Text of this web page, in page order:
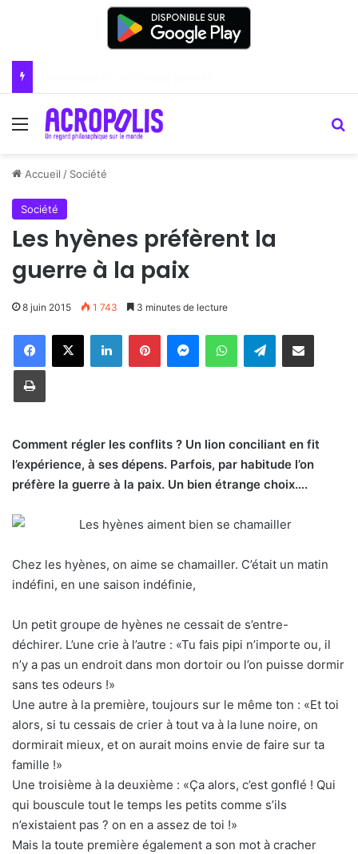
Menu
Accueil / Société
Société
Les hyènes préfèrent la
guerre à la paix
8 juin 2015 1 743 3 minutes de lecture
LinkedinPinterestMessengerWhatsAppTelegramPartager par email
Imprimer
Comment régler les conflits ? Un lion conciliant en fit
l’expérience, à ses dépens. Parfois, par habitude l’on
préfère la guerre à la paix. Un bien étrange choix….
Chez les hyènes, on aime se chamailler. C’était un matin
indéfini, en une saison indéfinie,
Un petit groupe de hyènes ne cessait de s’entre-
déchirer. L’une crie à l’autre : «Tu fais pipi n’importe ou, il
n’y a pas un endroit dans mon dortoir ou l’on puisse dormir
sans tes odeurs !»
Une autre à la première, toujours sur le même ton : «Et toi
alors, si tu cessais de crier à tout va à la lune noire, on
dormirait mieux, et on aurait moins envie de faire sur ta
famille !»
Une troisième à la deuxième : «Ça alors, c’est gonflé ! Qui
qui bouscule tout le temps les petits comme s’ils
n’existaient pas ? on en a assez de toi !»
Mais la toute première également a son mot à cracher